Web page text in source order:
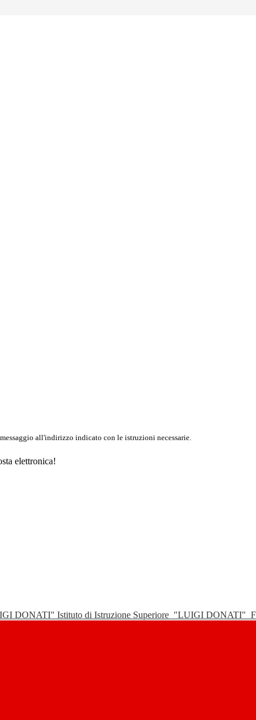
all'indirizzo indicato con le istruzioni necessarie.
elettronica!
Istituto di Istruzione Superiore "LUIGI DONATI"